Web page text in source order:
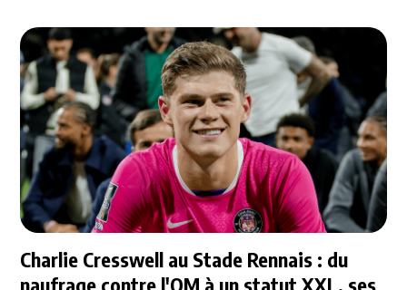
Charlie Cresswell au Stade Rennais : du
naufrage contre l'OM à un statut XXL, ses